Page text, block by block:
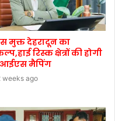
मुक्त देहरादून का
रिस्क क्षेत्रों की होगी
मैपिंग
weeks ago